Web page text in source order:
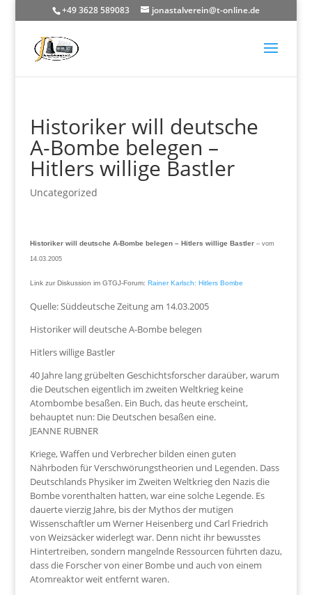
+49 3628 589083 jonastalverein@t-online.de
Historiker will deutsche
A-Bombe belegen –
Hitlers willige Bastler
Uncategorized
Historiker will deutsche A-Bombe belegen – Hitlers willige Bastler– vom
14.03.2005
Link zur Diskussion im GTGJ-Forum: Rainer Karlsch: Hitlers Bombe
Quelle: Süddeutsche Zeitung am 14.03.2005
Historiker will deutsche A-Bombe belegen
Hitlers willige Bastler
40 Jahre lang grübelten Geschichtsforscher daraüber, warum
die Deutschen eigentlich im zweiten Weltkrieg keine
Atombombe besaßen. Ein Buch, das heute erscheint,
behauptet nun: Die Deutschen besaßen eine.
JEANNE RUBNER
Kriege, Waffen und Verbrecher bilden einen guten
Nährboden für Verschwörungstheorien und Legenden. Dass
Deutschlands Physiker im Zweiten Weltkrieg den Nazis die
Bombe vorenthalten hatten, war eine solche Legende. Es
dauerte vierzig Jahre, bis der Mythos der mutigen
Wissenschaftler um Werner Heisenberg und Carl Friedrich
von Weizsäcker widerlegt war. Denn nicht ihr bewusstes
Hintertreiben, sondern mangelnde Ressourcen führten dazu,
dass die Forscher von einer Bombe und auch von einem
Atomreaktor weit entfernt waren.